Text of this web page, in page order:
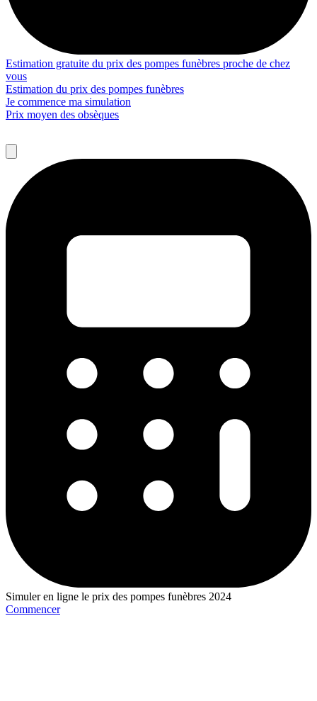
Estimation gratuite du prix des pompes funèbres proche de chez
vous
Estimation du prix des pompes funèbres
Je commence ma simulation
Prix moyen des obsèques
Simuler en ligne le prix des pompes funèbres 2024
Commencer